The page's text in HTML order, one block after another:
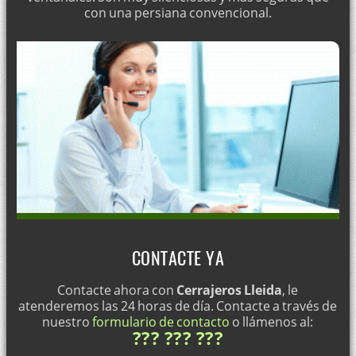
con una persiana convencional.
CONTACTE YA
Contacte ahora con Cerrajeros Lleida, le
atenderemos las 24 horas de día. Contacte a través de
nuestroformulario de contacto o llámenos al:
??? ??? ???